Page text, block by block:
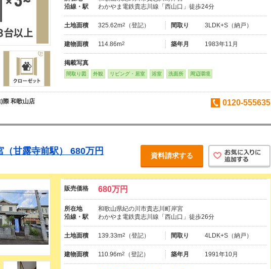
沿線・駅
わかやま電鉄貴志川線「西山口」徒歩24分
土地面積 325.62m2 （登記） 間取り 3LDK+S（納戸）
建物面積 114.86m2 築年月 1983年11月
掲載写真
間取り図 外観 リビング・居室 浴室 洗面所 周辺環境
際 和歌山店 0120-555635
（甘露寺前駅） 680万円 資料請求する
販売価格 680万円
所在地
和歌山県紀の川市貴志川町岸宮
沿線・駅
わかやま電鉄貴志川線「西山口」徒歩26分
土地面積 139.33m2 （登記） 間取り 4LDK+S（納戸）
建物面積 110.96m2 （登記） 築年月 1991年10月